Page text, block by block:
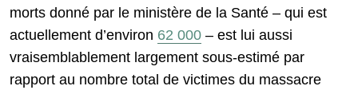
morts donné par le ministère de la Santé – qui est
actuellement d’environ 62 000 – est lui aussi
vraisemblablement largement sous-estimé par
rapport au nombre total de victimes du massacre